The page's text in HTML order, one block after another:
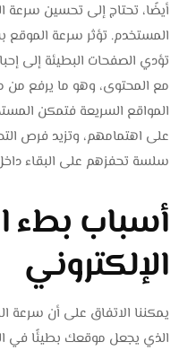
أيضًا، تحتاج إلى تحسين سرعة
المستخدم. تؤثر سرعة الموقع
تؤدي الصفحات البطيئة إلى
مع المحتوى، وهو ما يرفع من
المواقع السريعة فتمكن
على اهتمامهم، وتزيد فرص
سلسة تحفزهم على البقاء
أسباب بطء
الإلكتروني
يمكننا الاتفاق على أن سرعة
الذي يجعل موقعك بطيئًا في